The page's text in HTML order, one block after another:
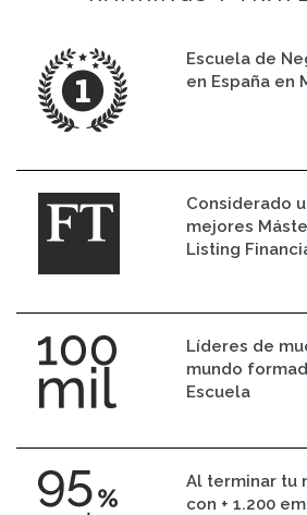
Escuela de
en España en
Considerado
mejores
Listing
Líderes de
mundo
Escuela
Al terminar tu
con + 1.200